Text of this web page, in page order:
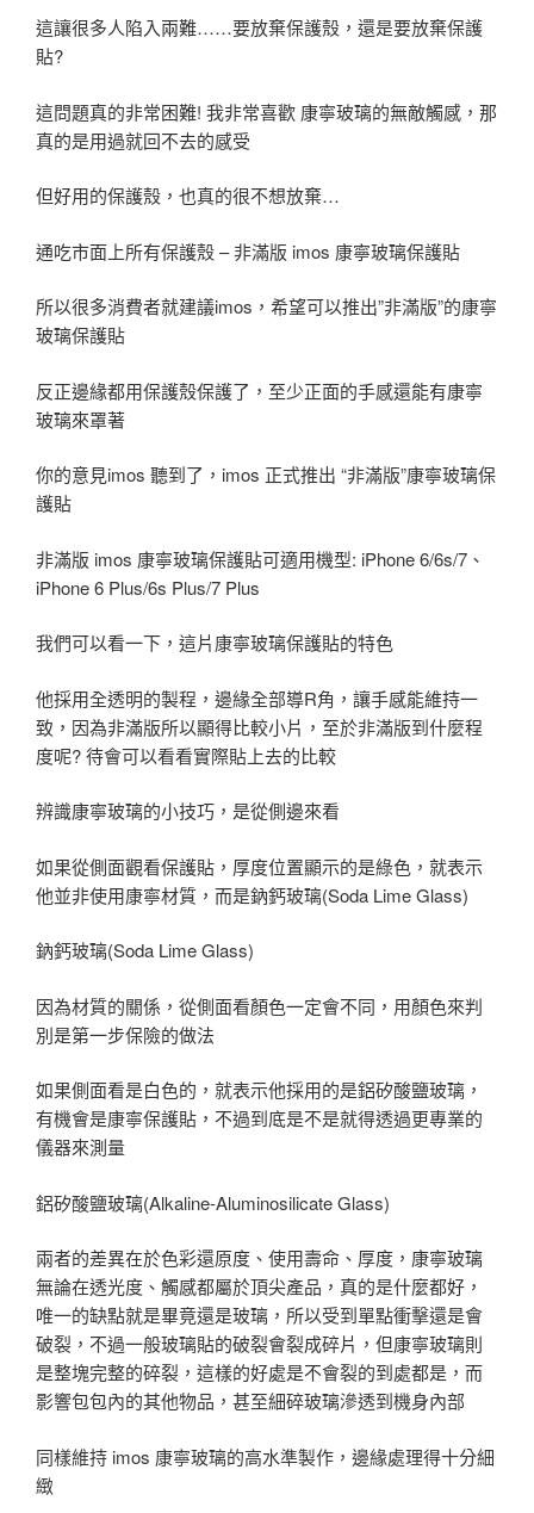
這讓很多人陷入兩難……要放棄保護殼，還是要放棄保護
貼?
這問題真的非常困難! 我非常喜歡 康寧玻璃的無敵觸感，那
真的是用過就回不去的感受
但好用的保護殼，也真的很不想放棄…
通吃市面上所有保護殼 – 非滿版 imos 康寧玻璃保護貼
所以很多消費者就建議imos，希望可以推出”非滿版”的康寧
玻璃保護貼
反正邊緣都用保護殼保護了，至少正面的手感還能有康寧
玻璃來罩著
你的意見imos 聽到了，imos 正式推出 “非滿版”康寧玻璃保
護貼
非滿版 imos 康寧玻璃保護貼可適用機型: iPhone 6/6s/7、
iPhone 6 Plus/6s Plus/7 Plus
我們可以看一下，這片康寧玻璃保護貼的特色
他採用全透明的製程，邊緣全部導R角，讓手感能維持一
致，因為非滿版所以顯得比較小片，至於非滿版到什麼程
度呢? 待會可以看看實際貼上去的比較
辨識康寧玻璃的小技巧，是從側邊來看
如果從側面觀看保護貼，厚度位置顯示的是綠色，就表示
他並非使用康寧材質，而是鈉鈣玻璃(Soda Lime Glass)
鈉鈣玻璃(Soda Lime Glass)
因為材質的關係，從側面看顏色一定會不同，用顏色來判
別是第一步保險的做法
如果側面看是白色的，就表示他採用的是鋁矽酸鹽玻璃，
有機會是康寧保護貼，不過到底是不是就得透過更專業的
儀器來測量
鋁矽酸鹽玻璃(Alkaline-Aluminosilicate Glass)
兩者的差異在於色彩還原度、使用壽命、厚度，康寧玻璃
無論在透光度、觸感都屬於頂尖產品，真的是什麼都好，
唯一的缺點就是畢竟還是玻璃，所以受到單點衝擊還是會
破裂，不過一般玻璃貼的破裂會裂成碎片，但康寧玻璃則
是整塊完整的碎裂，這樣的好處是不會裂的到處都是，而
影響包包內的其他物品，甚至細碎玻璃滲透到機身內部
同樣維持 imos 康寧玻璃的高水準製作，邊緣處理得十分細
緻